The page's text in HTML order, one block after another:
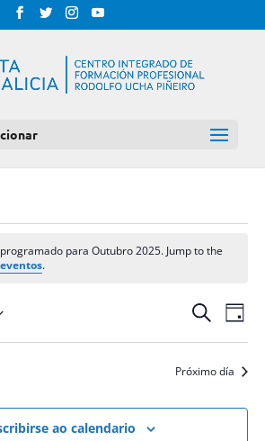
para Outubro 2025. Jump to the
.
DE
BUSCA
E
VISTAS
Procurar
DE
DE
Día
Próximo día
ao calendario